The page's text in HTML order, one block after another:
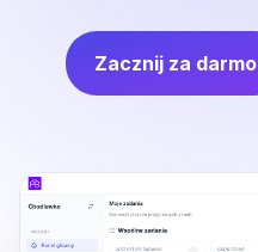
Zacznij za darmo